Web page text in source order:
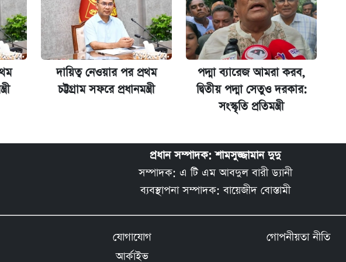
দায়িত্ব নেওয়ার পর প্রথম
চট্টগ্রাম সফরে প্রধানমন্ত্রী
পদ্মা ব্যারেজ আমরা করব,
দ্বিতীয় পদ্মা সেতুও দরকার:
সংস্কৃতি প্রতিমন্ত্রী
প্রধান সম্পাদক: শামসুজ্জামান দুদু
সম্পাদক: এ টি এম আবদুল বারী ড্যানী
ব্যবস্থাপনা সম্পাদক: বায়েজীদ বোস্তামী
যোগাযোগ গোপনীয়তা নীতি
আর্কাইভ